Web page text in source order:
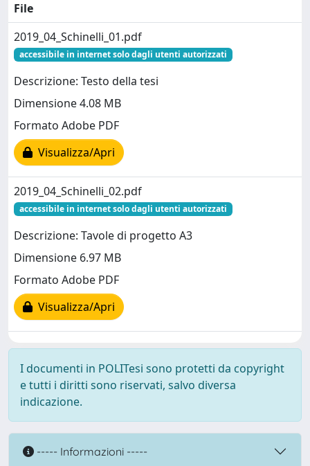
File
2019_04_Schinelli_01.pdf
accessibile in internet solo dagli utenti autorizzati
Descrizione: Testo della tesi
Dimensione 4.08 MB
Formato Adobe PDF
Visualizza/Apri
2019_04_Schinelli_02.pdf
accessibile in internet solo dagli utenti autorizzati
Descrizione: Tavole di progetto A3
Dimensione 6.97 MB
Formato Adobe PDF
Visualizza/Apri
I documenti in POLITesi sono protetti da copyright
e tutti i diritti sono riservati, salvo diversa
indicazione.
----- Informazioni -----